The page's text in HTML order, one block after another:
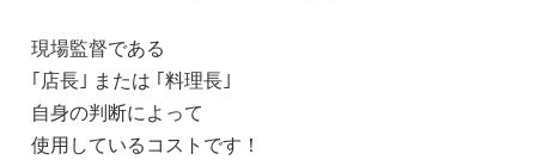
現場監督である
｢店長｣ または ｢料理長｣
自身の判断によって
使用しているコストです！